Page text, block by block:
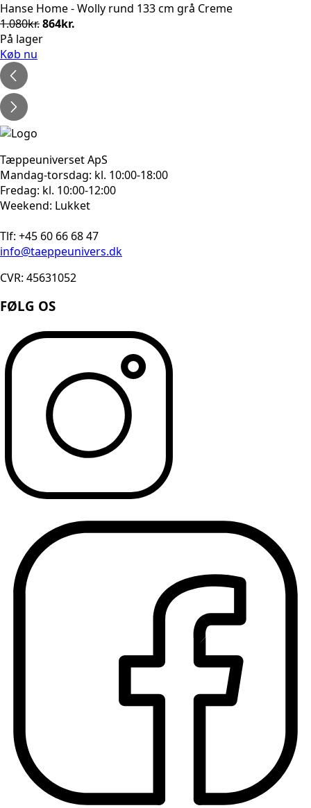
Hanse Home - Wolly rund 133 cm grå Creme
1.080kr.Den
oprindelige
864kr.
På lager
Køb nu
Tæppeuniverset ApS
Mandag-torsdag: kl. 10:00-18:00
Fredag: kl. 10:00-12:00
Weekend: Lukket
Tlf: +45 60 66 68 47
info@taeppeunivers.dk
CVR: 45631052
FØLG OS